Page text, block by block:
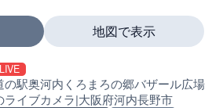
LIVE
の駅奥河内くろまろの郷バザール広場
ライブカメラ|大阪府河内長野市
地図で表示
マーカーをタップするとライブカメラの詳細が表示さ